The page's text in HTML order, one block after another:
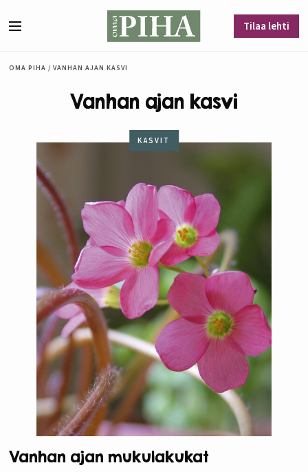
Tilaa lehti
OMA PIHA / VANHAN AJAN KASVI
Vanhan ajan kasvi
KASVIT
Vanhan ajan mukulakukat